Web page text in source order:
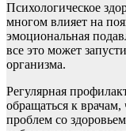
Психологическое
многом влияет на
эмоциональная
все это может
организма.
Регулярная
обращаться к
проблем со